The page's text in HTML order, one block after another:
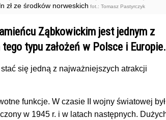
zł ze środków norweskich fot.: Tomasz Pastyrczyk
Ząbkowickim jest jednym z
typu założeń w Polsce i Europie.
się jedną z najważniejszych atrakcji
funkcje. W czasie II wojny światowej był
w 1945 r. i w latach następnych.